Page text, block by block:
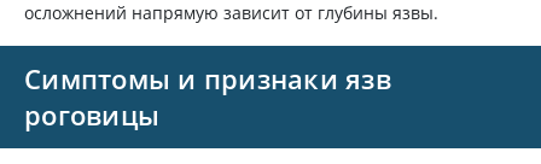
осложнений напрямую зависит от глубины язвы.
Симптомы и признаки язв
роговицы